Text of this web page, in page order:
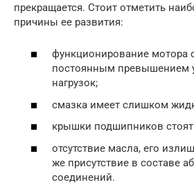
прекращается. Стоит отметить
причины ее развития:
функционирование мотора
постоянным превышением
нагрузок;
смазка имеет слишком
крышки подшипников
отсутствие масла, его
же присутствие в составе
соединений.